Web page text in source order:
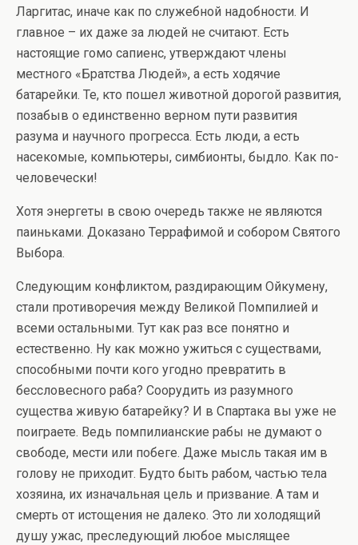
Ларгитас, иначе как по служебной надобности. И
главное – их даже за людей не считают. Есть
настоящие гомо сапиенс, утверждают члены
местного «Братства Людей», а есть ходячие
батарейки. Те, кто пошел животной дорогой развития,
позабыв о единственно верном пути развития
разума и научного прогресса. Есть люди, а есть
насекомые, компьютеры, симбионты, быдло. Как по-
человечески!
Хотя энергеты в свою очередь также не являются
паиньками. Доказано Террафимой и собором Святого
Выбора.
Следующим конфликтом, раздирающим Ойкумену,
стали противоречия между Великой Помпилией и
всеми остальными. Тут как раз все понятно и
естественно. Ну как можно ужиться с существами,
способными почти кого угодно превратить в
бессловесного раба? Соорудить из разумного
существа живую батарейку? И в Спартака вы уже не
поиграете. Ведь помпилианские рабы не думают о
свободе, мести или побеге. Даже мысль такая им в
голову не приходит. Будто быть рабом, частью тела
хозяина, их изначальная цель и призвание. А там и
смерть от истощения не далеко. Это ли холодящий
душу ужас, преследующий любое мыслящее